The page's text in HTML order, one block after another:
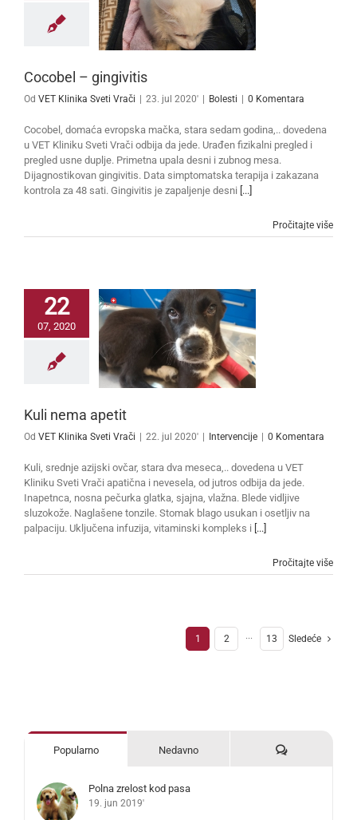
Cocobel – gingivitis
Od VET Klinika Sveti Vrači | 23. jul 2020' | Bolesti | 0 Komentara
Cocobel, domaća evropska mačka, stara sedam godina,.. dovedena
u VET Kliniku Sveti Vrači odbija da jede. Urađen fizikalni pregled i
pregled usne duplje. Primetna upala desni i zubnog mesa.
Dijagnostikovan gingivitis. Data simptomatska terapija i zakazana
kontrola za 48 sati. Gingivitis je zapaljenje desni [...]
Pročitajte više
22
07, 2020
Kuli nema apetit
Od VET Klinika Sveti Vrači 22. jul 2020' Intervencije 0 Komentara
Kuli, srednje azijski ovčar, stara dva meseca,.. dovedena u VET
Kliniku Sveti Vrači apatična i nevesela, od jutros odbija da jede.
Inapetnca, nosna pečurka glatka, sjajna, vlažna. Blede vidljive
sluzokože. Naglašene tonzile. Stomak blago usukan i osetljiv na
palpaciju. Uključena infuzija, vitaminski kompleks i [...]
Pročitajte više
1 2 ··· 13 Sledeće
Popularno Nedavno Komentari
Polna zrelost kod pasa
19. jun 2019'